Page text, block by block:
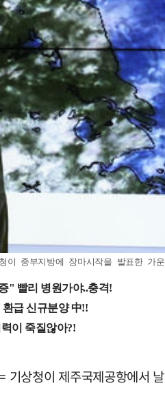
이 중부지방에 장마시작을 발표한 가
기상청이 제주국제공항에서